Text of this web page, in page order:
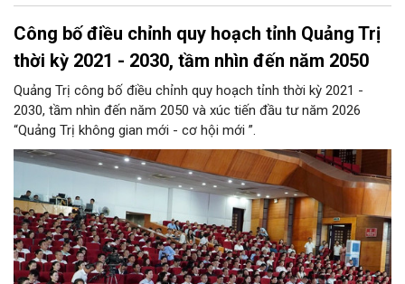
Công bố điều chỉnh quy hoạch tỉnh Quảng Trị
thời kỳ 2021 - 2030, tầm nhìn đến năm 2050
Quảng Trị công bố điều chỉnh quy hoạch tỉnh thời kỳ 2021 -
2030, tầm nhìn đến năm 2050 và xúc tiến đầu tư năm 2026
“Quảng Trị không gian mới - cơ hội mới ”.